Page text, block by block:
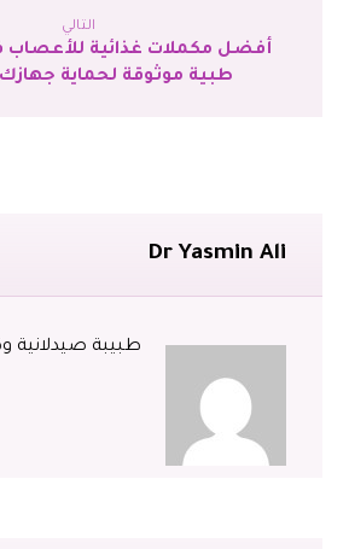
التالي
طبية موثوقة لحماية
Dr Yasmin Ali
طبيبة صيدلانية